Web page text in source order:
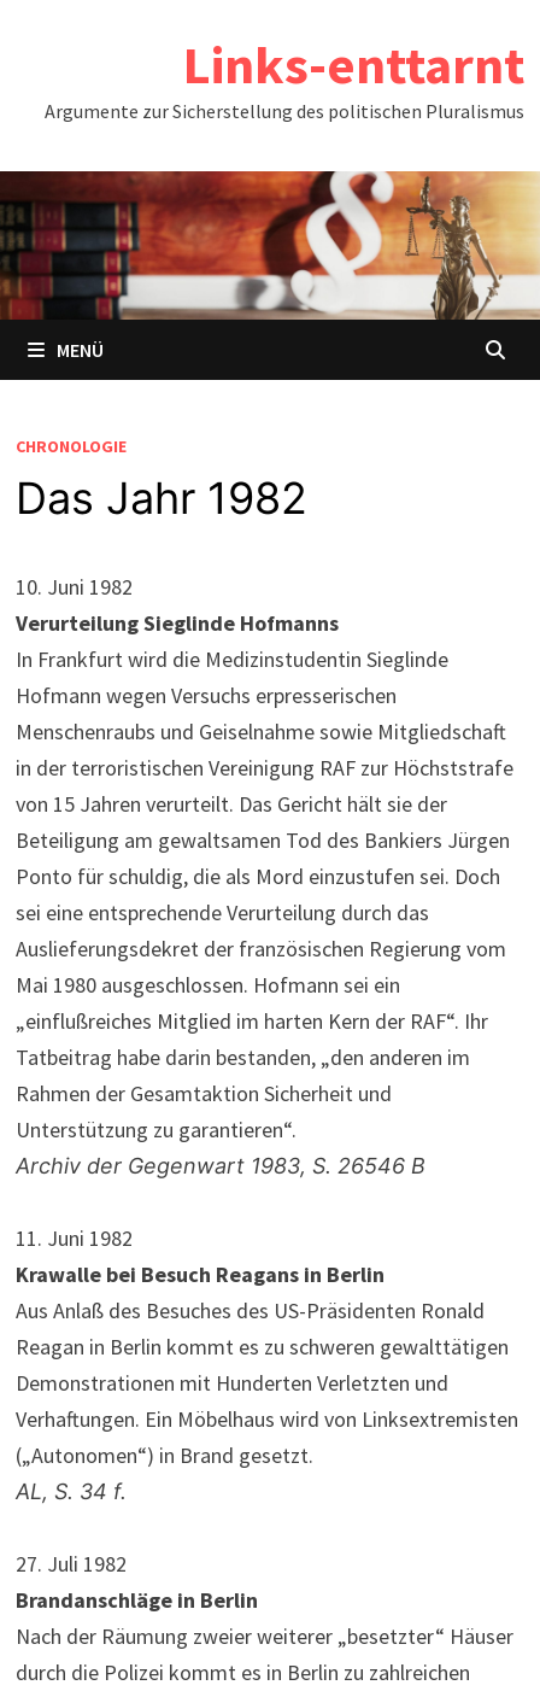
Links-enttarnt
Argumente zur Sicherstellung des politischen Pluralismus
MENÜ
CHRONOLOGIE
Das Jahr 1982
10. Juni 1982
Verurteilung Sieglinde Hofmanns
In Frankfurt wird die Medizinstudentin Sieglinde
Hofmann wegen Versuchs ­erpresserischen
Menschenraubs und Geiselnahme sowie Mitgliedschaft
in der terroristischen Vereinigung RAF zur Höchststrafe
von 15 Jahren verurteilt. Das Gericht hält sie der
Beteiligung am gewaltsamen Tod des Bankiers Jürgen
Ponto für schuldig, die als Mord einzustufen sei. Doch
sei eine entsprechende Verurteilung durch das
Auslieferungsdekret der französischen Regierung vom
Mai 1980 ausgeschlossen. Hofmann sei ein
„einflußreiches Mitglied im harten Kern der RAF“. Ihr
Tatbeitrag habe darin bestanden, „den anderen im
Rahmen der Gesamtaktion Sicherheit und
Unterstützung zu garantieren“.
Archiv der Gegenwart 1983, S. 26546 B
11. Juni 1982
Krawalle bei Besuch Reagans in Berlin
Aus Anlaß des Besuches des US-Präsidenten Ronald
Reagan in Berlin kommt es zu schweren gewalttätigen
Demonstrationen mit Hunderten Verletzten und
Verhaftungen. Ein Möbelhaus wird von Linksextremisten
(„Autonomen“) in Brand gesetzt.
AL, S. 34 f.
27. Juli 1982
Brandanschläge in Berlin
Nach der Räumung zweier weiterer „besetzter“ Häuser
durch die Polizei kommt es in Berlin zu zahlreichen